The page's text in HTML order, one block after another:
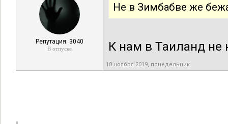
Репутация: 3040
В отпуске
Не в Зимбабве же
К нам в Таиланд не
18 ноября 2019, понедельник